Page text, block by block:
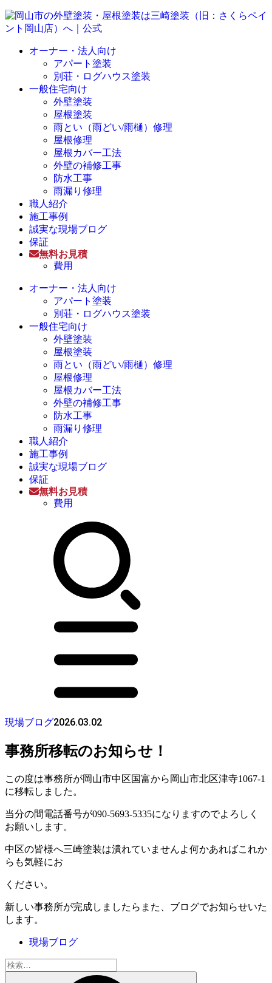
オーナー・法人向け
アパート塗装
別荘・ログハウス塗装
一般住宅向け
外壁塗装
屋根塗装
雨とい（雨どい/雨樋）修理
屋根修理
屋根カバー工法
外壁の補修工事
防水工事
雨漏り修理
職人紹介
施工事例
誠実な現場ブログ
保証
無料お見積
費用
オーナー・法人向け
アパート塗装
別荘・ログハウス塗装
一般住宅向け
外壁塗装
屋根塗装
雨とい（雨どい/雨樋）修理
屋根修理
屋根カバー工法
外壁の補修工事
防水工事
雨漏り修理
職人紹介
施工事例
誠実な現場ブログ
保証
無料お見積
費用
現場ブログ2026.03.02
事務所移転のお知らせ！
この度は事務所が岡山市中区国富から岡山市北区津寺1067-1
に移転しました。
当分の間電話番号が090-5693-5335になりますのでよろしく
お願いします。
中区の皆様へ三崎塗装は潰れていませんよ何かあればこれか
らも気軽にお
ください。
新しい事務所が完成しましたらまた、ブログでお知らせいた
します。
現場ブログ
検
索: